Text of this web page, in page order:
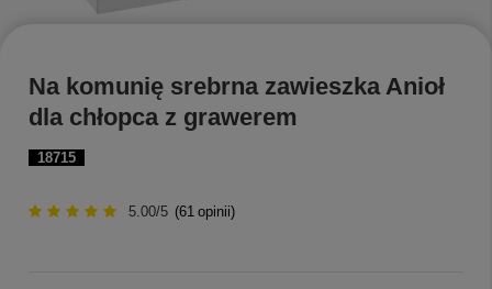
18715
Na komunię srebrna zawieszka Anioł
dla chłopca z grawerem
5.00/5 (61 opinii)